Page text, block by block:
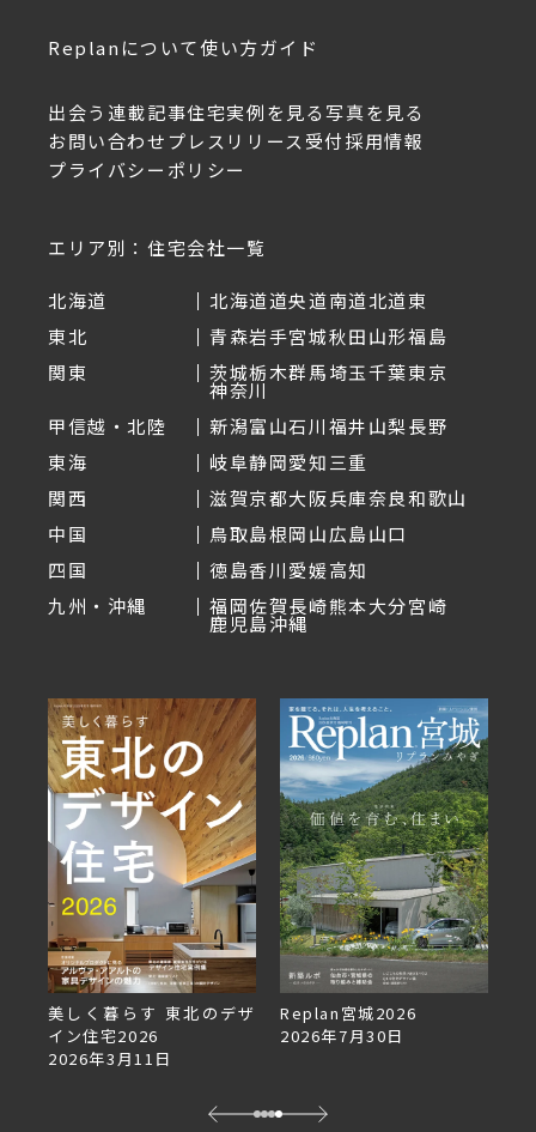
Replanについて使い方ガイド
出会う 連載記事住宅実例を見る写真を見る
お問い合わせ プレスリリース受付採用情報
プライバシーポリシー
エリア別：住宅会社一覧
北海道 北海道道央道南道北道東
東北
青森岩手宮城秋田山形福島
関東
茨城栃木群馬埼玉千葉東京
神奈川
甲信越・北陸
新潟富山石川福井山梨長野
東海
岐阜静岡愛知三重
関西
滋賀京都大阪兵庫奈良和歌山
中国
鳥取島根岡山広島山口
四国
徳島香川愛媛高知
九州・沖縄
福岡佐賀長崎熊本大分宮崎
鹿児島沖縄
美しく暮らす 東北のデザ
イン住宅2026
2026年3月11日
Replan宮城2026
2026年7月30日